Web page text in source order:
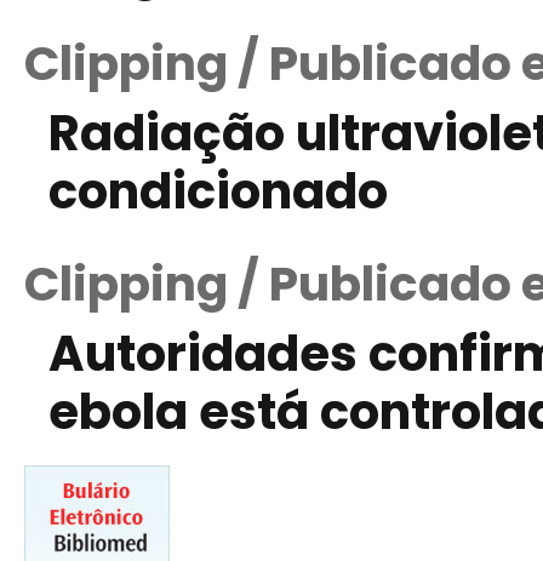
Clipping / Publicado
Radiação
condicionado
Clipping / Publicado
Autoridades
ebola está